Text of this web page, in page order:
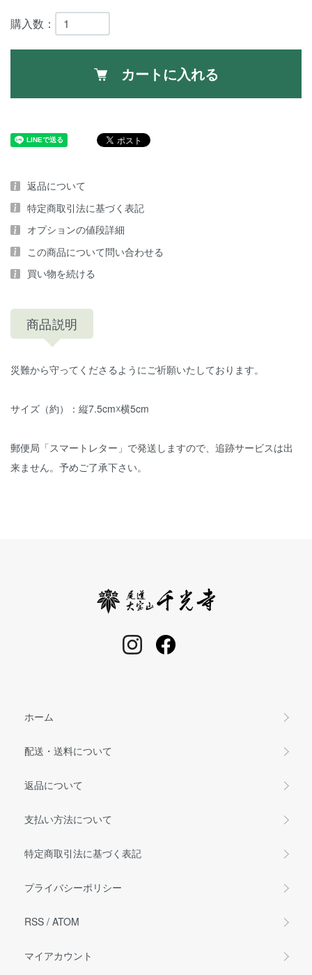
購入数：
カートに入れる
返品について
特定商取引法に基づく表記
オプションの値段詳細
この商品について問い合わせる
買い物を続ける
商品説明
災難から守ってくださるようにご祈願いたしております。
サイズ（約）：縦7.5cm☓横5cm
郵便局「スマートレター」で発送しますので、追跡サービスは出
来ません。予めご了承下さい。
ホーム
配送・送料について
返品について
支払い方法について
特定商取引法に基づく表記
プライバシーポリシー
RSS / ATOM
マイアカウント